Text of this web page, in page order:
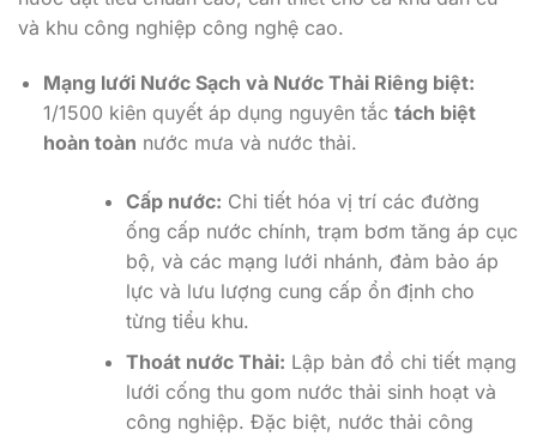
và khu công nghiệp công nghệ cao.
Mạng lưới Nước Sạch và Nước Thải Riêng biệt:
1/1500 kiên quyết áp dụng nguyên tắc tách biệt
hoàn toàn nước mưa và nước thải.
Cấp nước: Chi tiết hóa vị trí các đường
ống cấp nước chính, trạm bơm tăng áp cục
bộ, và các mạng lưới nhánh, đảm bảo áp
lực và lưu lượng cung cấp ổn định cho
từng tiểu khu.
Thoát nước Thải: Lập bản đồ chi tiết mạng
lưới cống thu gom nước thải sinh hoạt và
công nghiệp. Đặc biệt, nước thải công